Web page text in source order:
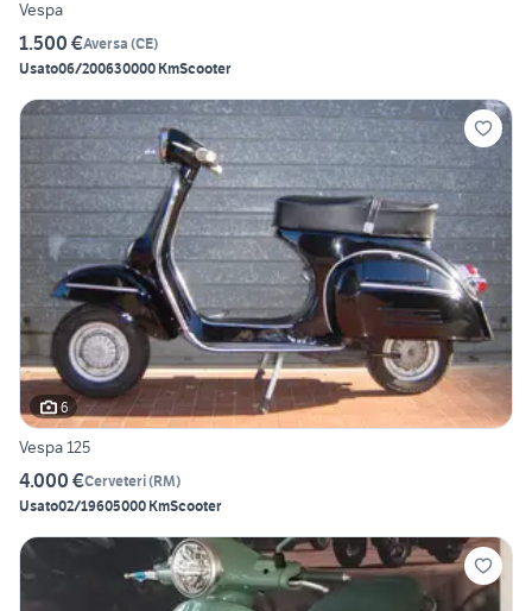
Vespa
1.500 €Aversa (CE)
Usato06/200630000 KmScooter
6
Vespa 125
4.000 €Cerveteri(RM)
Usato02/19605000 KmScooter